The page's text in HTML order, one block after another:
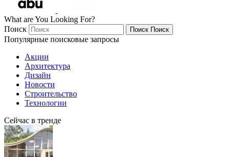
What are You Looking For?
Поиск
Поиск Поиск
Популярные поисковые запросы
Акции
Архитектура
Дизайн
Новости
Строительство
Технологии
Сейчас в тренде